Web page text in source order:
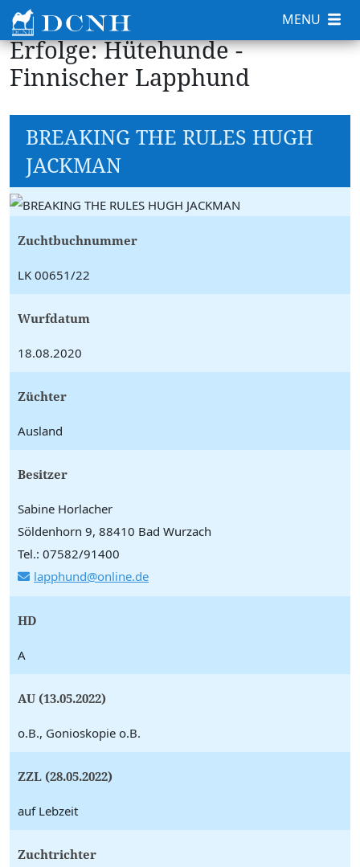
Erfolge: Hütehunde -
Finnischer Lapphund
BREAKING THE RULES HUGH
JACKMAN
Zuchtbuchnummer
LK 00651/22
Wurfdatum
18.08.2020
Züchter
Ausland
Besitzer
Sabine Horlacher
Söldenhorn 9, 88410 Bad Wurzach
Tel.: 07582/91400
lapphund@online.de
HD
A
AU (13.05.2022)
o.B., Gonioskopie o.B.
ZZL (28.05.2022)
auf Lebzeit
Zuchtrichter
MENU